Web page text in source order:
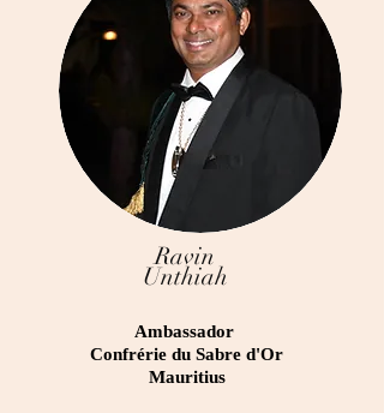
Ravin
Unthiah
Ambassador
Confrérie du Sabre d'Or
Mauritius